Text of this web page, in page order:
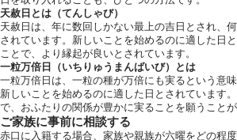
天赦日とは（てんしゃび）
天赦日は、年に数回しかない最上の吉日とされ、
されています。新しいことを始めるのに適した日
ことで、より縁起が良いとされています。
一粒万倍日（いちりゅうまんばいび）とは
一粒万倍日は、一粒の種が万倍にも実るという意
新しいことを始めるのに適した日とされています
で、おふたりの関係が豊かに実ることを願うことが
ご家族に事前に相談する
赤口に入籍する場合、家族や親族が六曜をどの程